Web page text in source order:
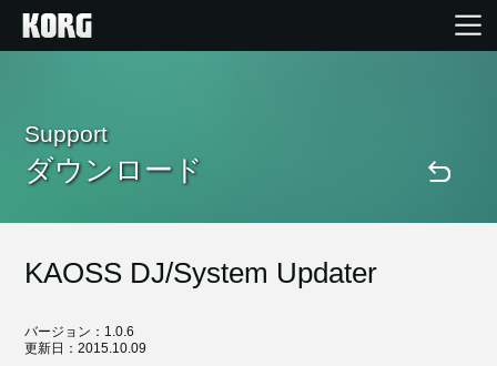
Products
Import Products
Support
ダウンロード
KAOSS DJ/System Updater
バージョン：1.0.6
更新日：2015.10.09